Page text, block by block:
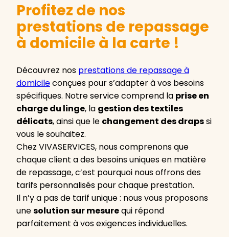
Profitez de nos
prestations de repassage
à domicile à la carte !
Découvrez nos prestations de repassage à
domicileconçues pour s’adapter à vos besoins
spécifiques. Notre service comprend la prise en
charge du linge, la gestion des textiles
délicats, ainsi que le changement des drapssi
vous le souhaitez.
Chez VIVASERVICES, nous comprenons que
chaque client a des besoins uniques en matière
de repassage, c’est pourquoi nous offrons des
tarifs personnalisés pour chaque prestation.
Il n’y a pas de tarif unique : nous vous proposons
unesolution sur mesurequi répond
parfaitement à vos exigences individuelles.